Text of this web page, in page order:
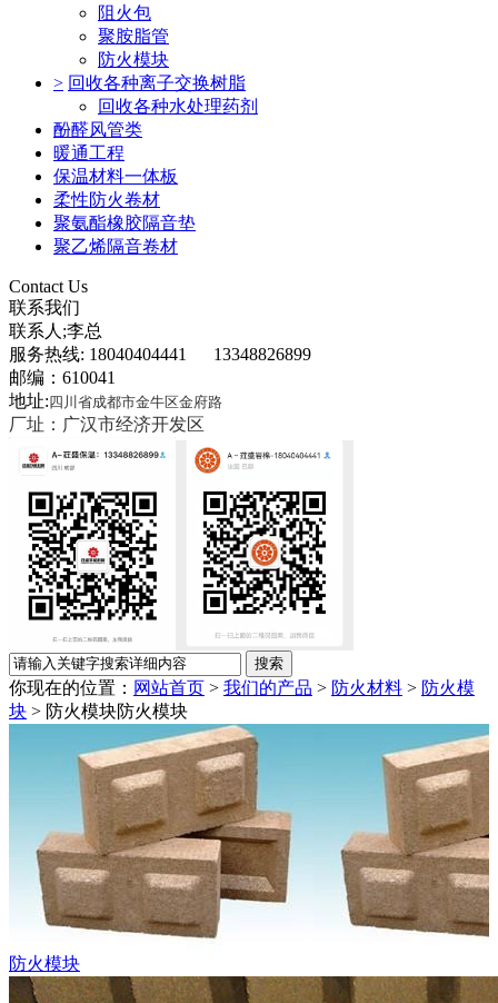
阻火包
聚胺脂管
防火模块
> 回收各种离子交换树脂
回收各种水处理药剂
酚醛风管类
暖通工程
保温材料一体板
柔性防火卷材
聚氨酯橡胶隔音垫
聚乙烯隔音卷材
Contact Us
联系我们
联系人;李总
服务热线: 18040404441 13348826899
邮编：610041
地址:四川省成都市金牛区金府路
厂址：广汉市经济开发区
你现在的位置： 网站首页 > 我们的产品 > 防火材料 > 防火模
块 > 防火模块防火模块
防火模块